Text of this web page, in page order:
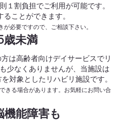
１割負担でご利用が可能です。
ことができます。
必要ですので、ご相談下さい。
は高齢者向けデイサービスでリ
少なくありませんが、当施設は
対象としたリハビリ施設です。
きる場合があります。お気軽にお問い合
歳未満
機能障害も